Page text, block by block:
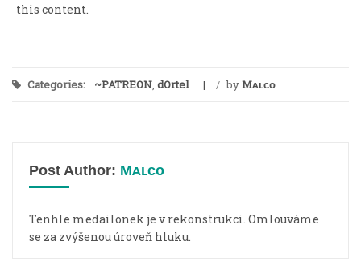
this content.
Categories: ~PATREON, dOrtel / byMᴀʟᴄᴏ
Post Author: Mᴀʟᴄᴏ
Tenhle medailonek je v rekonstrukci. Omlouváme
se za zvýšenou úroveň hluku.